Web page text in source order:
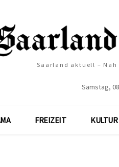
Saarland aktuell –
Samstag,
FREIZEIT KULTUR